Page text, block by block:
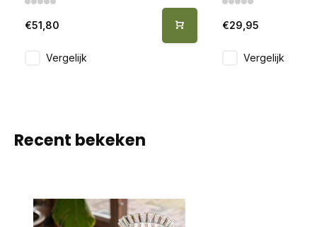
€51,80
Vergelijk
€29,95
Vergelijk
Recent bekeken